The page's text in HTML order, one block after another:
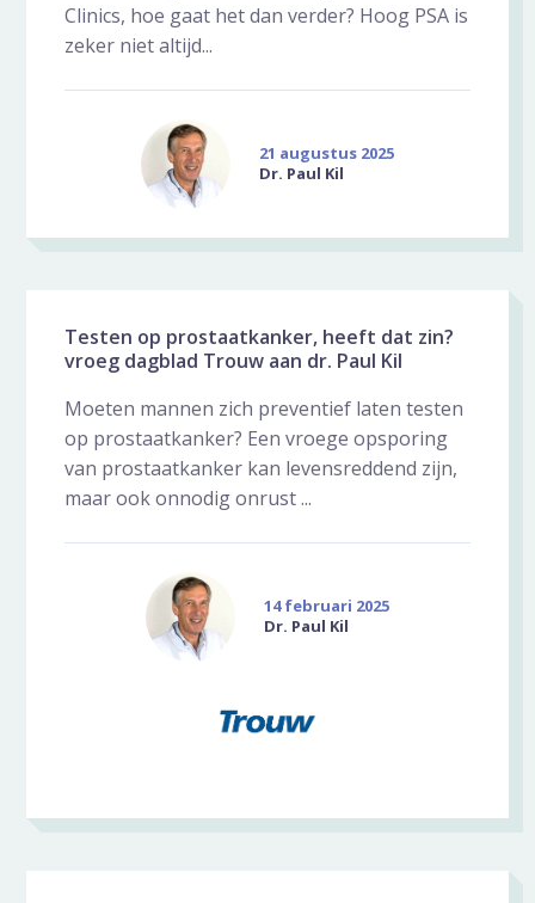
Clinics, hoe gaat het dan verder? Hoog PSA is
zeker niet altijd...
21 augustus 2025
Dr. Paul Kil
Testen op prostaatkanker, heeft dat zin?
vroeg dagblad Trouw aan dr. Paul Kil
Moeten mannen zich preventief laten testen
op prostaatkanker? Een vroege opsporing
van prostaatkanker kan levensreddend zijn,
maar ook onnodig onrust ...
14 februari 2025
Dr. Paul Kil